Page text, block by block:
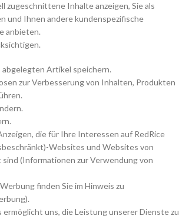
zugeschnittene Inhalte anzeigen, Sie als
und Ihnen andere kundenspezifische
anbieten.
abgelegten Artikel speichern.
zur Verbesserung von Inhalten, Produkten
die für Ihre Interessen auf RedRice
Websites und Websites von
(Informationen zur Verwendung von
finden Sie im Hinweis zu
uns, die Leistung unserer Dienste zu